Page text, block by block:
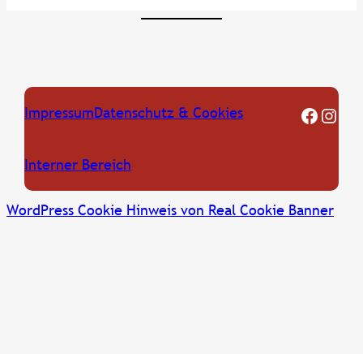
ImpressumDatenschutz & Cookies
Interner Bereich
FF Oberkreuzstetten Facebook Seite Instagram
WordPress Cookie Hinweis von Real Cookie Banner